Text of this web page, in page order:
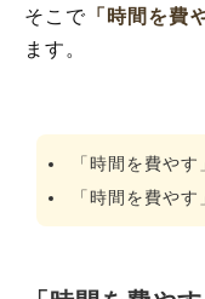
そこで 「時間を費
ます。
「時間を費や
「時間を費や